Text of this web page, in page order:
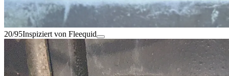
20/95Inspiziert von Fleequid